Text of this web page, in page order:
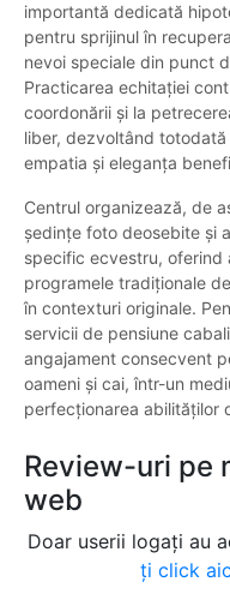
importantă dedicată
pentru sprijinul în
nevoi speciale din punct
Practicarea echitației
coordonării și la
liber, dezvoltând
empatia și eleganța
Centrul organizează, de
ședințe foto deosebite și
specific ecvestru, oferind
programele tradiționale
în contexturi originale.
servicii de pensiune
angajament consecvent
oameni și cai, într-un
perfecționarea abilităților
Review-uri pe
web
Doar userii logați au
ți click